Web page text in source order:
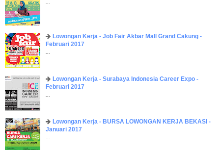
...
Lowongan Kerja - Job Fair ​Akbar ​Mall Grand Cakung -
Februari 2017
...
Lowongan Kerja - Surabaya Indonesia Career Expo -
Februari 2017
...
Lowongan Kerja - BURSA LOWONGAN KERJA BEKASI -
Januari 2017
...